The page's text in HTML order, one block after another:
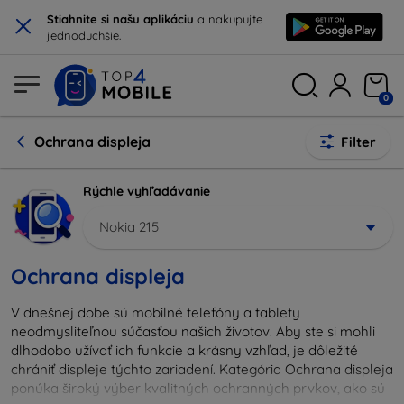
× Stiahnite si našu aplikáciu a nakupujte
jednoduchšie.
0
Ochrana displeja Filter
Rýchle vyhľadávanie
Nokia 215
Ochrana displeja
V dnešnej dobe sú mobilné telefóny a tablety
neodmysliteľnou súčasťou našich životov. Aby ste si mohli
dlhodobo užívať ich funkcie a krásny vzhľad, je dôležité
chrániť displeje týchto zariadení. Kategória Ochrana displeja
ponúka široký výber kvalitných ochranných prvkov, ako sú